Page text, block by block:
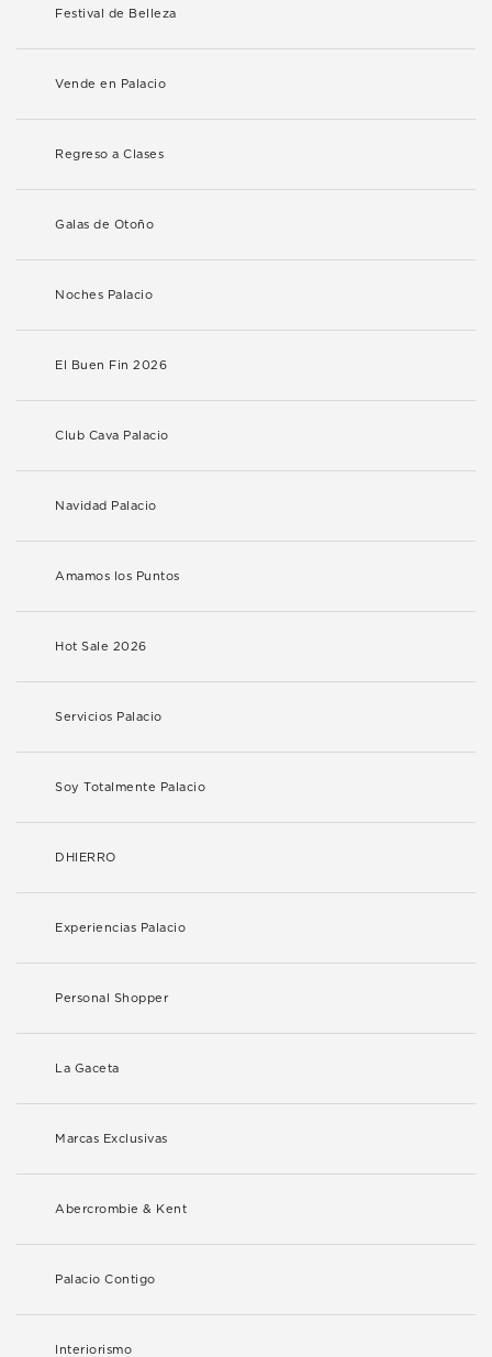
Festival de Belleza
Vende en Palacio
Regreso a Clases
Galas de Otoño
Noches Palacio
El Buen Fin 2026
Club Cava Palacio
Navidad Palacio
Amamos los Puntos
Hot Sale 2026
Servicios Palacio
Soy Totalmente Palacio
DHIERRO
Experiencias Palacio
Personal Shopper
La Gaceta
Marcas Exclusivas
Abercrombie & Kent
Palacio Contigo
Interiorismo